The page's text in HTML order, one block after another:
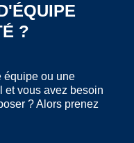
?
équipe ou une
et vous avez besoin
? Alors prenez